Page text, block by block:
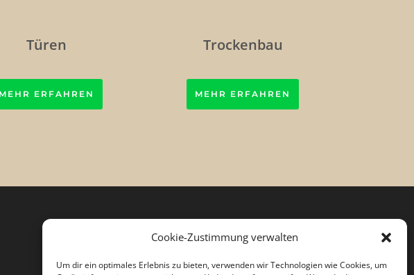
Cookie-Zustimmung verwalten
Um dir ein optimales Erlebnis zu bieten, verwenden wir Technologien wie Cookies, um
Türen
MEHR ERFAHREN
Trockenbau
MEHR ERFAHREN
Rechtliches